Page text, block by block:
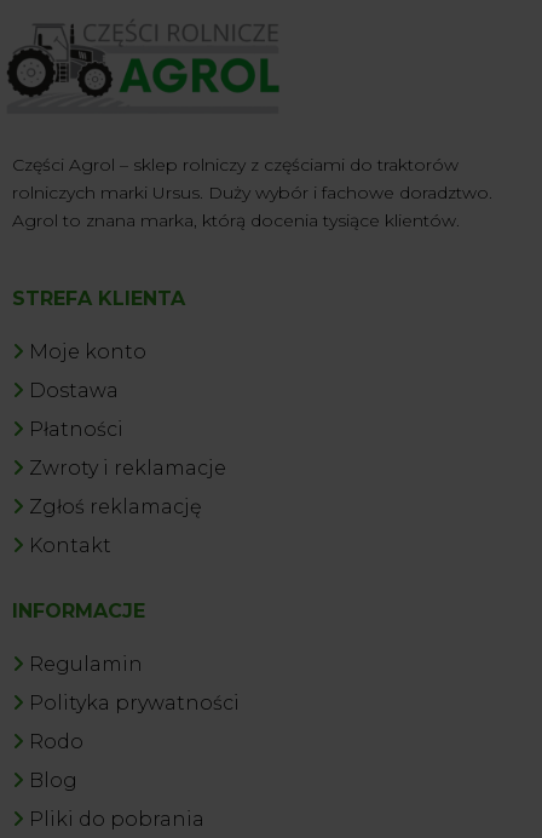
Części Agrol – sklep rolniczy z częściami do traktorów
rolniczych marki Ursus. Duży wybór i fachowe doradztwo.
Agrol to znana marka, którą docenia tysiące klientów.
STREFA KLIENTA
Moje konto
Dostawa
Płatności
Zwroty i reklamacje
Zgłoś reklamację
Kontakt
INFORMACJE
Regulamin
Polityka prywatności
Rodo
Blog
Pliki do pobrania